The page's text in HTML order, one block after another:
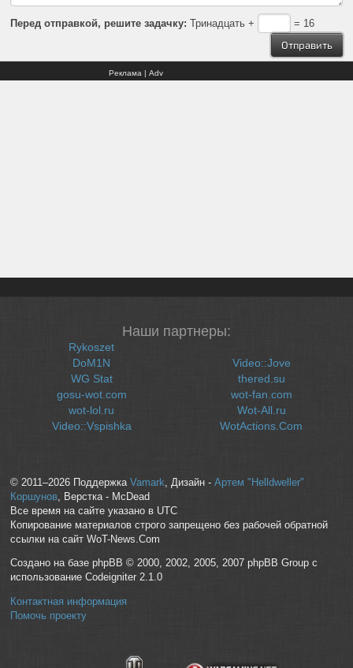
Перед отправкой, решите задачку: Тринадцать + = 16
Реклама | Adv
Наши партнеры:
Rykoszet
DoM1N
WG Stat
gosu-wot.com
wot-lol.ru
Video::Vspishka
Video::Jove
thered.su
wot-fan.com
Wot-All.ru
WotActions.Com
© 2011–2026 Поддержка Vamark, Дизайн - Артем "Helldweller"
Коршунов, Верстка - McDead
Все время на сайте указано в UTC
Копирование материалов строго запрещено без рабочей обратной
ссылки на сайт WoT-News.Com
Создано на базе phpBB © 2000, 2002, 2005, 2007 phpBB Group с
использование Codeigniter 2.1.0
Контактная информация
Помочь проекту